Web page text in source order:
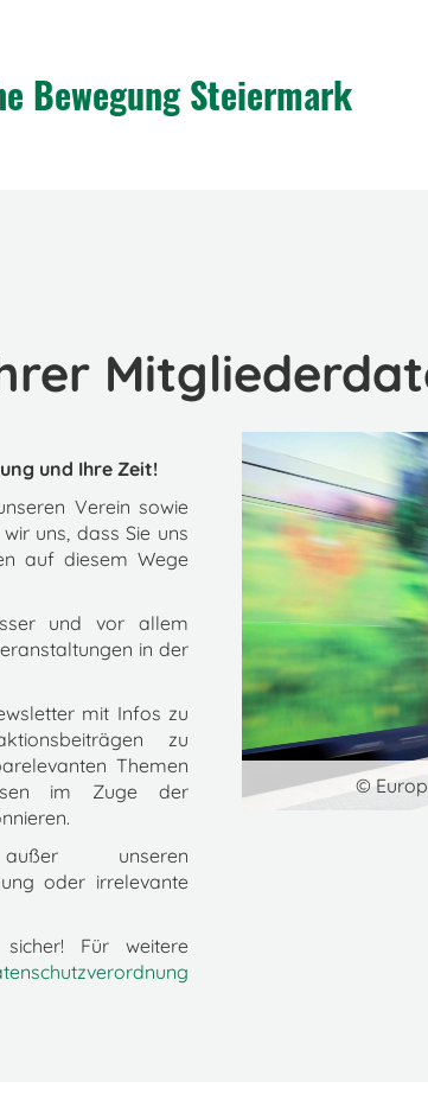
Bewegung Steiermark
und Ihre Zeit!
Verein sowie
uns, dass Sie uns
auf diesem Wege
und vor allem
in der
mit Infos zu
zu
Themen
im Zuge der
unseren
oder irrelevante
Für weitere
©